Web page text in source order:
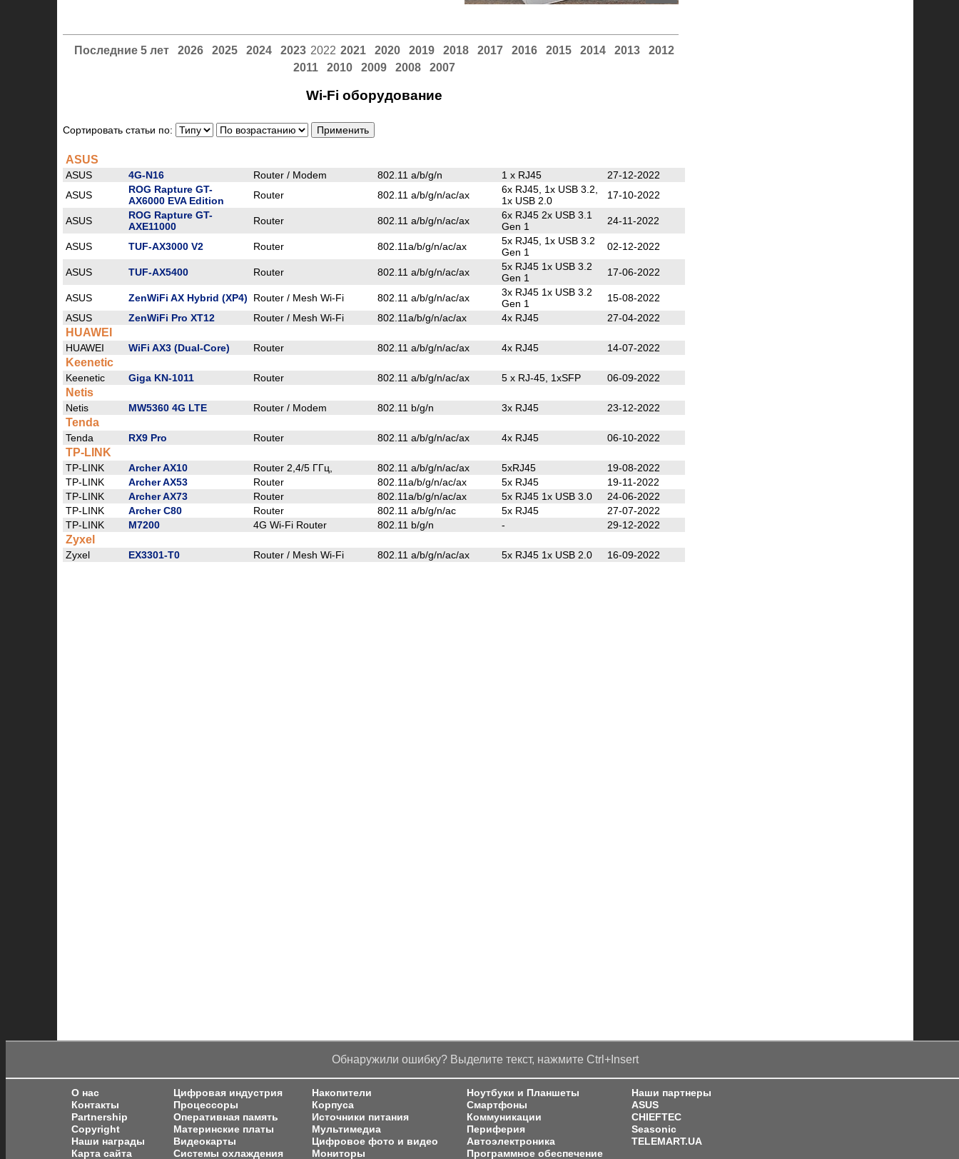
Последние 5 лет 2026 2025 2024 2023 2022 2021 2020 2019 2018 2017 2016 2015 2014 2013
2012
2011
2010 2009 2008 2007
Wi-Fi оборудование
Сортировать статьи по:
ASUS
ASUS 4G-N16 Router / Modem 802.11 a/b/g/n 1 х RJ45
27-12-2022
ASUS
ROG Rapture GT-
AX6000 EVA Edition
Router 802.11 a/b/g/n/ac/ax
6x RJ45, 1x USB 3.2,
1x USB 2.0
17-10-2022
ASUS
ROG Rapture GT-
AXE11000
Router 802.11 a/b/g/n/ac/ax
6x RJ45 2x USB 3.1
Gen 1
24-11-2022
ASUS TUF-AX3000 V2 Router 802.11a/b/g/n/ac/ax
5x RJ45, 1x USB 3.2
Gen 1
02-12-2022
ASUS TUF-AX5400 Router 802.11 a/b/g/n/ac/ax
5x RJ45 1x USB 3.2
Gen 1
17-06-2022
ASUS ZenWiFi AX Hybrid (XP4) Router / Mesh Wi-Fi 802.11 a/b/g/n/ac/ax
3x RJ45 1x USB 3.2
Gen 1
15-08-2022
ASUS
ZenWiFi Pro XT12 Router / Mesh Wi-Fi 802.11a/b/g/n/ac/ax 4x RJ45 27-04-2022
HUAWEI
HUAWEI WiFi AX3 (Dual-Core) Router 802.11 a/b/g/n/ac/ax 4x RJ45 14-07-2022
Keenetic
Keenetic Giga KN-1011 Router 802.11 a/b/g/n/ac/ax 5 х RJ-45, 1хSFP 06-09-2022
Netis
Netis MW5360 4G LTE Router / Modem 802.11 b/g/n 3x RJ45 23-12-2022
Tenda
Tenda RX9 Pro Router 802.11 a/b/g/n/ac/ax 4x RJ45 06-10-2022
TP-LINK
TP-LINK Archer AX10 Router 2,4/5 ГГц, 802.11 a/b/g/n/ac/ax 5xRJ45
19-08-2022
TP-LINK
Archer AX53 Router 802.11a/b/g/n/ac/ax 5x RJ45
19-11-2022
TP-LINK
Archer AX73 Router 802.11a/b/g/n/ac/ax 5x RJ45 1x USB 3.0
24-06-2022
TP-LINK
Archer C80 Router 802.11 a/b/g/n/ac 5x RJ45
27-07-2022
TP-LINK
M7200 4G Wi-Fi Router 802.11 b/g/n - 29-12-2022
Zyxel
Zyxel EX3301-T0 Router / Mesh Wi-Fi 802.11 a/b/g/n/ac/ax 5x RJ45 1x USB 2.0 16-09-2022
Обнаружили ошибку? Выделите текст, нажмите Ctrl+Insert
О нас
Контакты
Partnership
Copyright
Наши награды
Карта сайта
Цифровая индустрия
Процессоры
Оперативная память
Материнские платы
Видеокарты
Системы охлаждения
Накопители
Корпуса
Источники питания
Мультимедиа
Цифровое фото и видео
Мониторы
Ноутбуки и Планшеты
Смартфоны
Коммуникации
Периферия
Автоэлектроника
Программное обеспечение
Наши партнеры
ASUS
CHIEFTEC
Seasonic
TELEMART.UA